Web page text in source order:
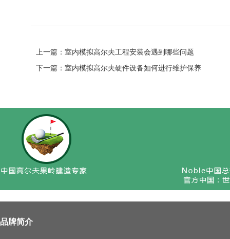
上一篇： 室内模拟高尔夫工程安装会遇到哪些问题
下一篇： 室内模拟高尔夫硬件设备如何进行维护保养
品牌简介